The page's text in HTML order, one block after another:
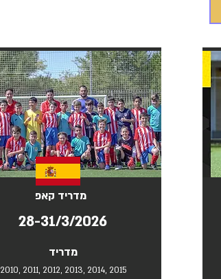
מדריד קאפ
28-31/3/2026
מדריד
2010, 2011, 2012, 2013, 2014, 2015